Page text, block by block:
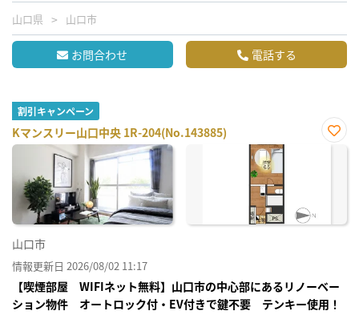
山口県 山口市
お問合わせ 電話する
割引キャンペーン
Kマンスリー山口中央 1R-204(No.143885)
お気
山口市
情報更新日 2026/08/02 11:17
【喫煙部屋 WIFIネット無料】山口市の中心部にあるリノーベー
ション物件 オートロック付・EV付きで鍵不要 テンキー使用！